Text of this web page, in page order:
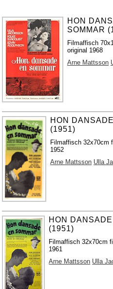
HON
SOMMAR
Filmaffisch
original 1968
Arne Mattsson
HON
(1951)
Filmaffisch 32x70cm
1952
Arne Mattsson Ulla
HON
(1951)
Filmaffisch 32x70cm
1961
Arne Mattsson Ulla